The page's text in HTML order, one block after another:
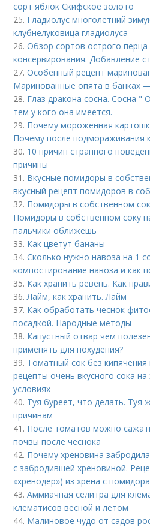
сорт яблок Скифское золото
25. Гладиолус многолетний
клубнелуковица гладиолуса
26.Обзор сортов острого
консервирования. Добавление
27.Особенный рецепт
Маринованные опята в банках
28. Глаз дракона сосна. Сосна "
тем у кого она имеется.
29. Почему мороженная
Почему после подмораживания
30. 10 причин странного
причины
31. Вкусные помидоры в
вкусный рецепт помидоров в
32. Помидоры в собственном
Помидоры в собственном соку
пальчики оближешь
33. Как цветут бананы
34.Сколько нужно навоза на 1
компостирование навоза и как
35. Как хранить ревень. Как
36.Лайм, как хранить. Лайм
37. Как обработать чеснок
посадкой. Народные методы
38. Капустный отвар чем
применять для похудения?
39. Томатный сок без
рецепты очень вкусного сока
условиях
40. Туя буреет, что делать. Туя
причинам
41. После томатов можно
почвы после чеснока
42. Почему хреновина
с забродившей хреновиной.
«хренодер») из хрена с
43.Аммиачная селитра для
клематисов весной и летом
44. Малиновое чудо от садов